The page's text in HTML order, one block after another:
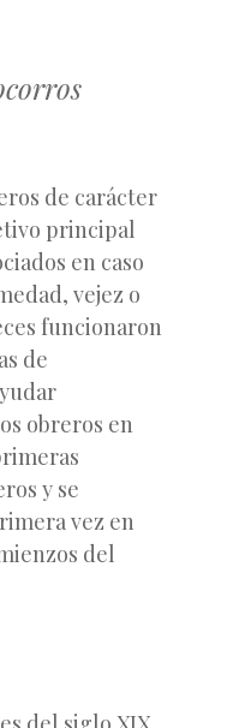
de carácter
principal
en caso
vejez o
funcionaron
de
obreros en
y se
vez en
del